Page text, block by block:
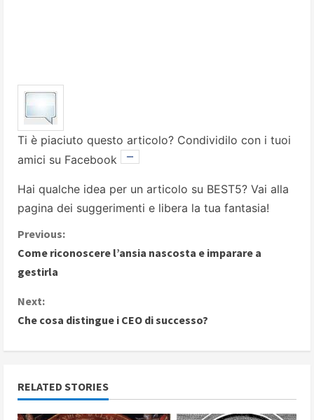
Ti è piaciuto questo articolo? Condividilo con i tuoi
amici su Facebook
Hai qualche idea per un articolo su BEST5? Vai alla
pagina dei suggerimenti e libera la tua fantasia!
C
o
n
t
i
n
Previous:
Come riconoscere l’ansia nascosta e imparare a
gestirla
Next:
Che cosa distingue i CEO di successo?
RELATED STORIES